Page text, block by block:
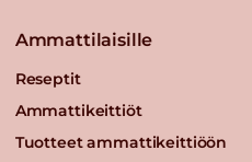
Ammattilaisille
Reseptit
Ammattikeittiöt
Tuotteet ammattikeittiöön